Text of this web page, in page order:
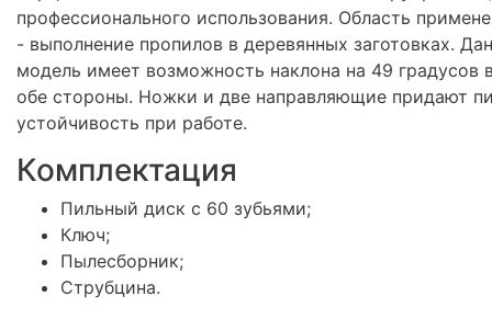
профессионального использования. Область
- выполнение пропилов в деревянных заготовках.
модель имеет возможность наклона на 49 градусов
обе стороны. Ножки и две направляющие придают
устойчивость при работе.
Комплектация
Пильный диск с 60 зубьями;
Ключ;
Пылесборник;
Струбцина.